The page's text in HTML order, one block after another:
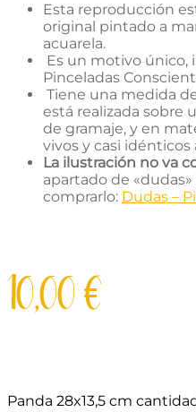
Esta reproducción
original pintado a
acuarela.
Es un motivo único,
Pinceladas
Tiene una medida
está realizada sobre
de gramaje, y en
vivos y casi
La ilustración no va
apartado de
comprarlo: Dudas –
10,00€
Panda 28x13,5 cm